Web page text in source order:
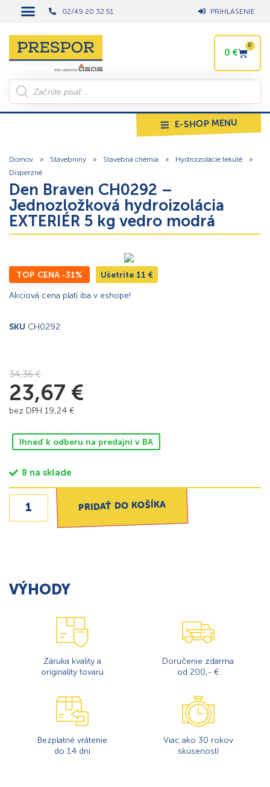
02/49 20 32 51 PRIHLÁSENIE
0 €
0
E-SHOP MENU
Domov » Stavebniny » Stavebná chémia » Hydroizolácie tekuté
»
Disperzné
Den Braven CH0292 –
Jednozložková hydroizolácia
EXTERIÉR 5 kg vedro modrá
TOP CENA -31% Ušetríte 11 €
Akciová cena platí iba v eshope!
SKU CH0292
34,36€
23,67 €
bez DPH 19,24 €
Ihneď k odberu na predajni v BA
8 na sklade
PRIDAŤ DO KOŠÍKA
VÝHODY
Záruka kvality a
originality tovaru
Doručenie zdarma
od 200,- €
Bezplatné vrátenie
do 14 dní
Viac ako 30 rokov
skúseností